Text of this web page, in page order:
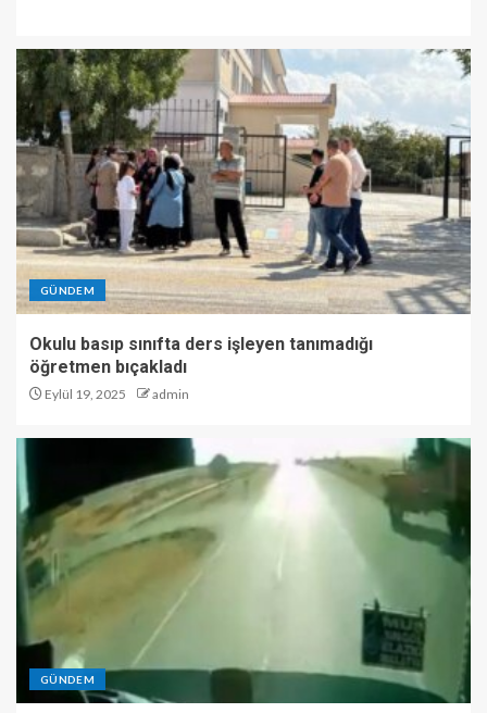
GÜNDEM
Okulu basıp sınıfta ders işleyen tanımadığı
öğretmen bıçakladı
Eylül 19, 2025 admin
GÜNDEM